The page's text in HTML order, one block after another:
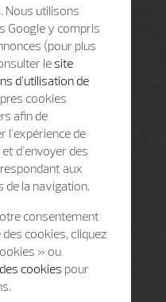
Nous utilisons
Google y compris
(pour plus
le site
d'utilisation de
cookies
afin de
l'expérience de
d'envoyer des
aux
de la navigation.
consentement
cookies, cliquez
» ou
cookies pour